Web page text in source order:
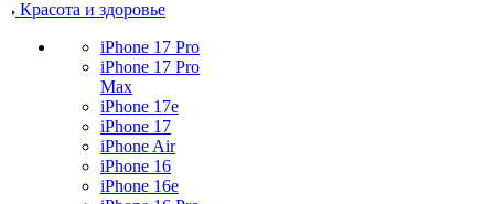
Красота и здоровье
iPhone 17 Pro
iPhone 17 Pro
Max
iPhone 17e
iPhone 17
iPhone Air
iPhone 16
iPhone 16e